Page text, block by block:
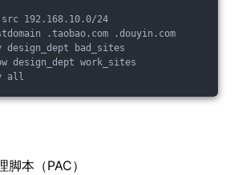
192.168.10.0/24
.taobao.com .douyin.com
design_dept bad_sites
design_dept work_sites
本（PAC）